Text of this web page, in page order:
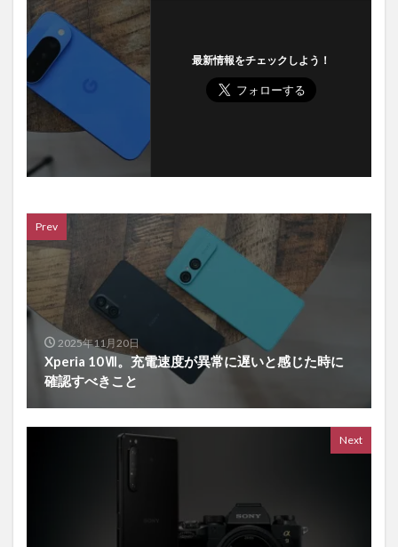
最新情報をチェックしよう！
Prev
2025年11月20日
Xperia 10Ⅶ。充電速度が異常に遅いと感じた時に
確認すべきこと
Next